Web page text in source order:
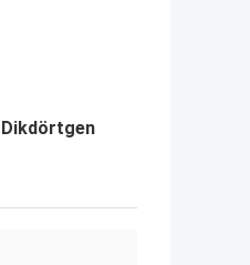
Dikdörtgen